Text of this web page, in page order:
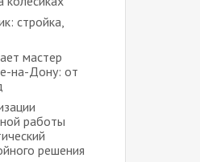
стройка,
мастер
на-Дону: от
работы
решения